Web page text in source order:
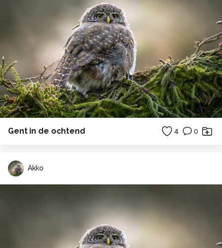
Gent in de ochtend 4 0
Akko